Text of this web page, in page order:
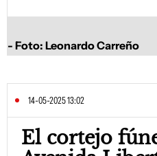
Foto: Leonardo Carreño
14-05-2025 13:02
El cortejo